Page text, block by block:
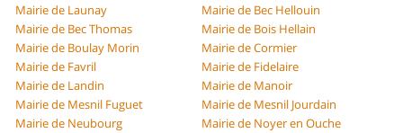
Mairie de Launay
Mairie de Bec Hellouin
Mairie de Bec Thomas
Mairie de Bois Hellain
Mairie de Boulay Morin
Mairie de Cormier
Mairie de Favril
Mairie de Fidelaire
Mairie de Landin
Mairie de Manoir
Mairie de Mesnil Fuguet
Mairie de Mesnil Jourdain
Mairie de Neubourg
Mairie de Noyer en Ouche